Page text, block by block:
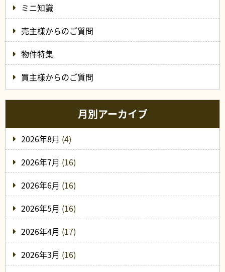
ミニ知識
売主様からのご質問
物件特集
買主様からのご質問
月別アーカイブ
2026年8月 (4)
2026年7月 (16)
2026年6月 (16)
2026年5月 (16)
2026年4月 (17)
2026年3月 (16)